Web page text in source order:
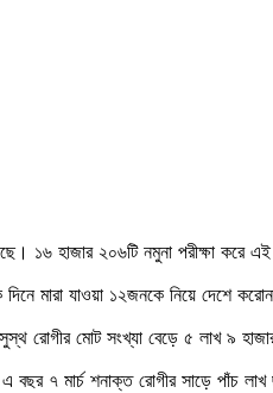
১৬ হাজার ২০৬টি নমুনা পরীক্ষা করে
দিনে মারা যাওয়া ১২জনকে নিয়ে
রোগীর মোট সংখ্যা বেড়ে ৫ লাখ ৯
৭ মার্চ শনাক্ত রোগীর সাড়ে পাঁচ